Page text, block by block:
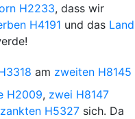
H2233, dass wir
H4191 und das Land
am zweiten H8145
H2009, zwei H8147
zankten H5327 sich. Da